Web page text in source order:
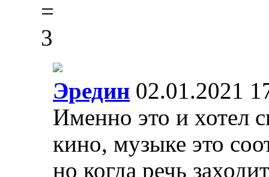
=
3
Эредин 02.01.2021
Именно это и хотел
кино, музыке это
но когда речь